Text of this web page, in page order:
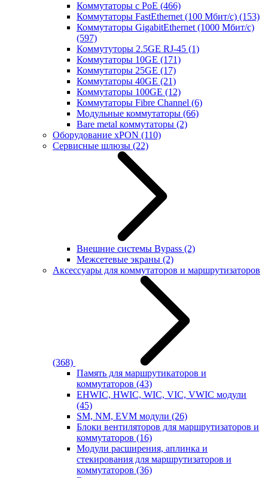
Коммутаторы с PoE (466)
Коммутаторы FastEthernet (100 Мбит/с) (153)
Коммутаторы GigabitEthernet (1000 Мбит/с)
(597)
Коммутуторы 2.5GE RJ-45 (1)
Коммутаторы 10GE (171)
Коммутаторы 25GE (17)
Коммутаторы 40GE (21)
Коммутаторы 100GE (12)
Коммутаторы Fibre Channel (6)
Модульные коммутаторы (66)
Bare metal коммутаторы (2)
Оборудование xPON (110)
Сервисные шлюзы (22)
Внешние системы Bypass (2)
Межсетевые экраны (2)
Аксессуары для коммутаторов и маршрутизаторов
(368)
Память для маршрутикаторов и
коммутаторов (43)
EHWIC, HWIC, WIC, VIC, VWIC модули
(45)
SM, NM, EVM модули (26)
Блоки вентиляторов для маршрутизаторов и
коммутаторов (16)
Модули расширения, аплинка и
стекирования для маршрутизаторов и
коммутаторов (36)